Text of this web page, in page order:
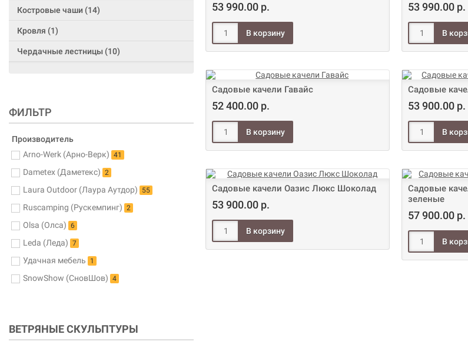
Костровые чаши (14)
Кровля (1)
Чердачные лестницы (10)
ФИЛЬТР
Производитель
Arno-Werk (Арно-Верк) 41
Dametex (Даметекс) 2
Laura Outdoor (Лаура Аутдор) 55
Ruscamping (Рускемпинг) 2
Olsa (Олса) 6
Leda (Леда) 7
Удачная мебель 1
SnowShow (СновШов) 4
ВЕТРЯНЫЕ СКУЛЬПТУРЫ
53 990.00 р. 53 990.00 р.
Садовые качели Гавайс
52 400.00 р.
Садовые
53 900.00 р.
Садовые качели Оазис Люкс Шоколад
53 900.00 р.
Садовые
зеленые
57 900.00 р.